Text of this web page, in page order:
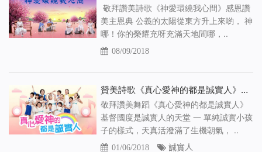
敬拜讚美詩歌《神愛環繞我心間》感恩讚
美主恩典 公義的太陽從東方升上來喲， 神
哪！你的榮耀充呀充滿天地間哪，..
08/09/2018
贊美詩歌《真心愛神的都是誠實人》【基督教會舞蹈】
敬拜讚美舞蹈《真心愛神的都是誠實人》
基督國度是誠實人的天堂 一 單純誠實小孩
子的樣式，天真活潑滿了生機朝氣， ..
01/06/2018 誠實人